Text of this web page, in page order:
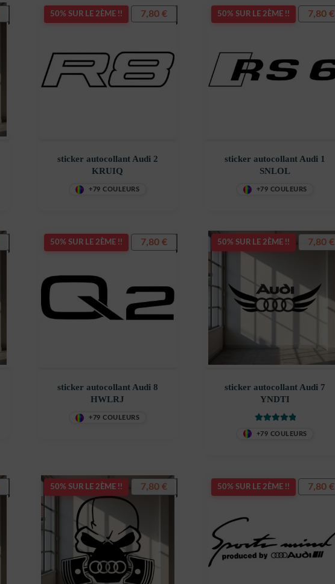
50% SUR LE 2ÈME !!
sticker autocollant Audi 2
KRUIQ
+79 COULEURS
7,80 € 50% SUR LE 2ÈME !!
sticker autocollant Audi 1
SNLOL
+79 COULEURS
7,80€
50% SUR LE 2ÈME !!
sticker autocollant Audi 8
HWLRJ
+79 COULEURS
7,80 € 50% SUR LE 2ÈME !!
sticker autocollant Audi 7
YNDTI
+79 COULEURS
7,80€
50% SUR LE 2ÈME !! 7,80 € 50% SUR LE 2ÈME !! 7,80€